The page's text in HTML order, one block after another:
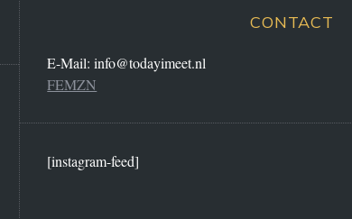
CONTACT
E-Mail:info@todayimeet.nl
FEMZN
[instagram-feed]